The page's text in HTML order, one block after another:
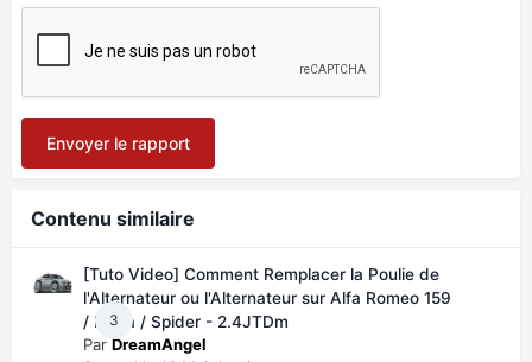
Envoyer le rapport
Contenu similaire
3
[Tuto Video] Comment Remplacer la Poulie de
l'Alternateur ou l'Alternateur sur Alfa Romeo 159
/ Brera / Spider - 2.4JTDm
Par DreamAngel